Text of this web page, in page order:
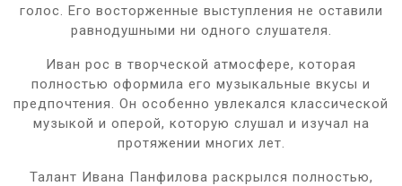
голос. Его восторженные выступления не оставили
равнодушными ни одного слушателя.
Иван рос в творческой атмосфере, которая
полностью оформила его музыкальные вкусы и
предпочтения. Он особенно увлекался классической
музыкой и оперой, которую слушал и изучал на
протяжении многих лет.
Талант Ивана Панфилова раскрылся полностью,